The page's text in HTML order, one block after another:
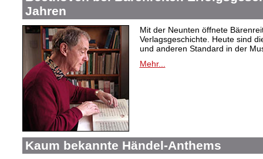
Jahren
Mit der Neunten öffnete
Verlagsgeschichte. Heute sind
und anderen Standard in der
Mehr...
Kaum bekannte Händel-Anthems